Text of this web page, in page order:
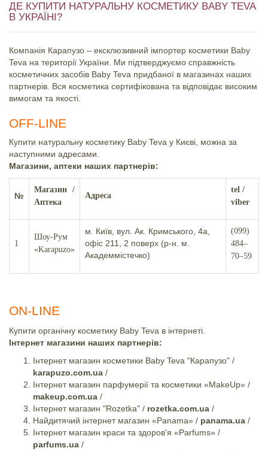
ДЕ КУПИТИ НАТУРАЛЬНУ КОСМЕТИКУ BABY TEVA
В УКРАЇНІ?
Компанія Карапузо – ексклюзивний імпортер косметики Baby
Teva на території України. Ми підтверджуємо справжність
косметичних засобів Baby Teva придбаної в магазинах наших
партнерів. Вся косметика сертифікована та відповідає високим
вимогам та якості.
OFF-LINE
Купити натуральну косметику Baby Teva у Києві, можна за
наступними адресами.
Магазини, аптеки наших партнерів:
№
Магазин /
Аптека
Адреса
tel /
viber
1
Шоу-Рум
«Karapuzo»
м. Київ, вул. Ак. Кримського, 4а,
офіс 211, 2 поверх (р-н. м.
Академмістечко)
(099)
484–
70–59
ON-LINE
Купити органічну косметику Baby Teva в інтернеті.
Інтернет магазини наших партнерів:
Інтернет магазин косметики Baby Teva "Карапузо" /
karapuzo.com.ua /
Інтернет магазин парфумерії та косметики «MakeUp» /
makeup.com.ua /
Інтернет магазин "Rozetka" / rozetka.com.ua /
Найдитячий інтернет магазин «Panama» / panama.ua /
Інтернет магазин краси та здоров'я «Parfums» /
parfums.ua /